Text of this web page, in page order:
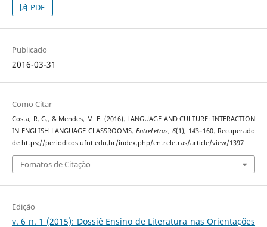
PDF
Publicado
2016-03-31
Como Citar
Costa, R. G., & Mendes, M. E. (2016). LANGUAGE AND CULTURE: INTERACTION
IN ENGLISH LANGUAGE CLASSROOMS.EntreLetras,6(1), 143–160. Recuperado
de https://periodicos.ufnt.edu.br/index.php/entreletras/article/view/1397
Fomatos de Citação
Edição
v. 6 n. 1 (2015): Dossiê Ensino de Literatura nas Orientações